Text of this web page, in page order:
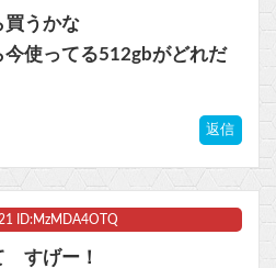
買うかな
使ってる512gbがどれだ
返信
ID:MzMDA4OTQ
すげー！